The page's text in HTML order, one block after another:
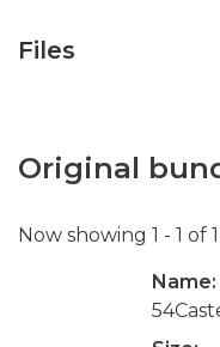
Files
Original
Now showing 1 - 1 of 1
Name: